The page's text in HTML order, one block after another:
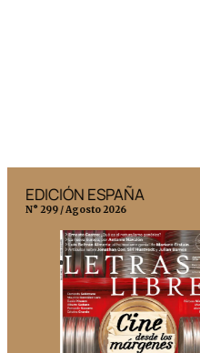
EDICIÓN ESPAÑA
N° 299 / Agosto 2026